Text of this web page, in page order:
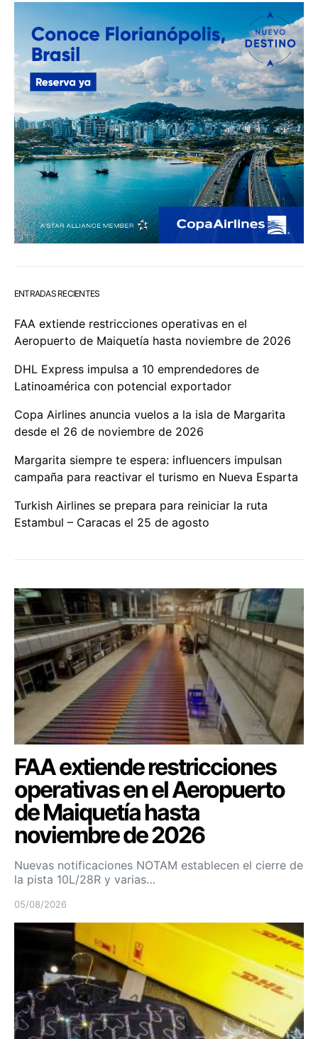
ENTRADAS RECIENTES
FAA extiende restricciones operativas en el
Aeropuerto de Maiquetía hasta noviembre de 2026
DHL Express impulsa a 10 emprendedores de
Latinoamérica con potencial exportador
Copa Airlines anuncia vuelos a la isla de Margarita
desde el 26 de noviembre de 2026
Margarita siempre te espera: influencers impulsan
campaña para reactivar el turismo en Nueva Esparta
Turkish Airlines se prepara para reiniciar la ruta
Estambul – Caracas el 25 de agosto
FAA extiende restricciones
operativas en el Aeropuerto
de Maiquetía hasta
noviembre de 2026
Nuevas notificaciones NOTAM establecen el cierre de
la pista 10L/28R y varias…
05/08/2026